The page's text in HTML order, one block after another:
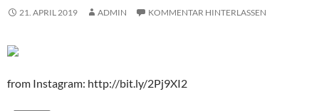
21. APRIL 2019 ADMIN KOMMENTAR HINTERLASSEN
from Instagram: http://bit.ly/2Pj9XI2